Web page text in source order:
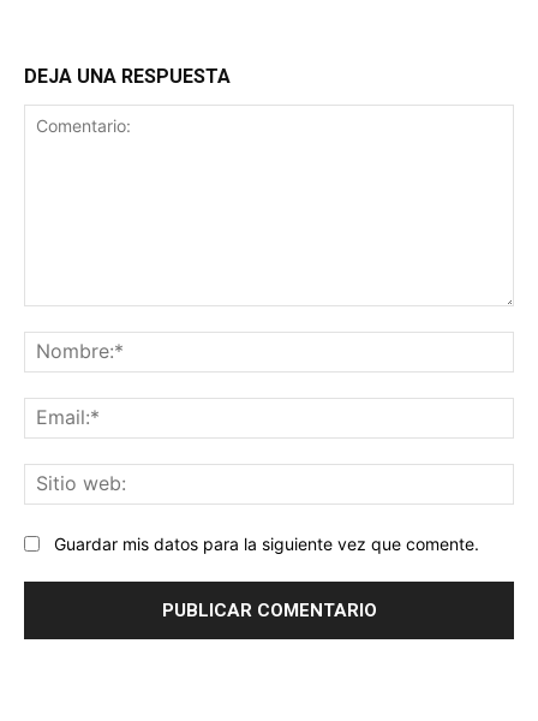
DEJA UNA RESPUESTA
Guardar mis datos para la siguiente vez que comente.